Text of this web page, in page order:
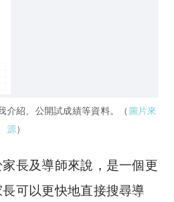
介紹、公開試成績等資料。（ 圖片來
源）
長及導師來說，是一個更
可以更快地直接搜尋導